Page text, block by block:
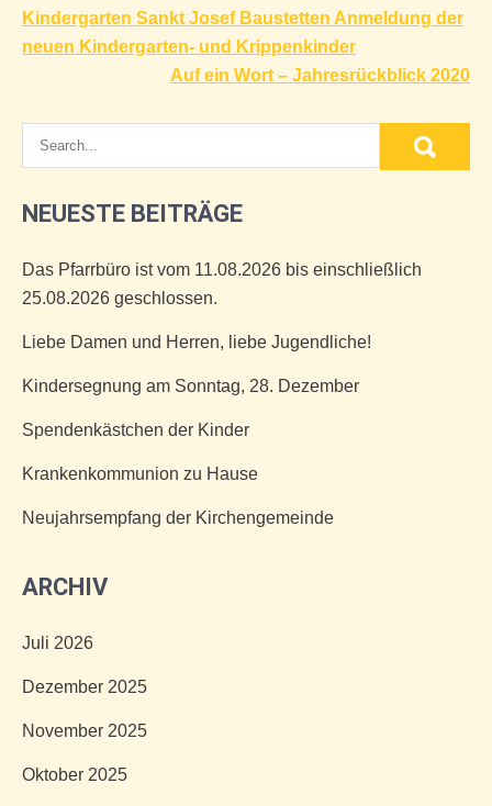
Beitragsnavigation
Kindergarten Sankt Josef Baustetten Anmeldung der
neuen Kindergarten- und Krippenkinder
Auf ein Wort – Jahresrückblick 2020
NEUESTE BEITRÄGE
Das Pfarrbüro ist vom 11.08.2026 bis einschließlich
25.08.2026 geschlossen.
Liebe Damen und Herren, liebe Jugendliche!
Kindersegnung am Sonntag, 28. Dezember
Spendenkästchen der Kinder
Krankenkommunion zu Hause
Neujahrsempfang der Kirchengemeinde
ARCHIV
Juli 2026
Dezember 2025
November 2025
Oktober 2025